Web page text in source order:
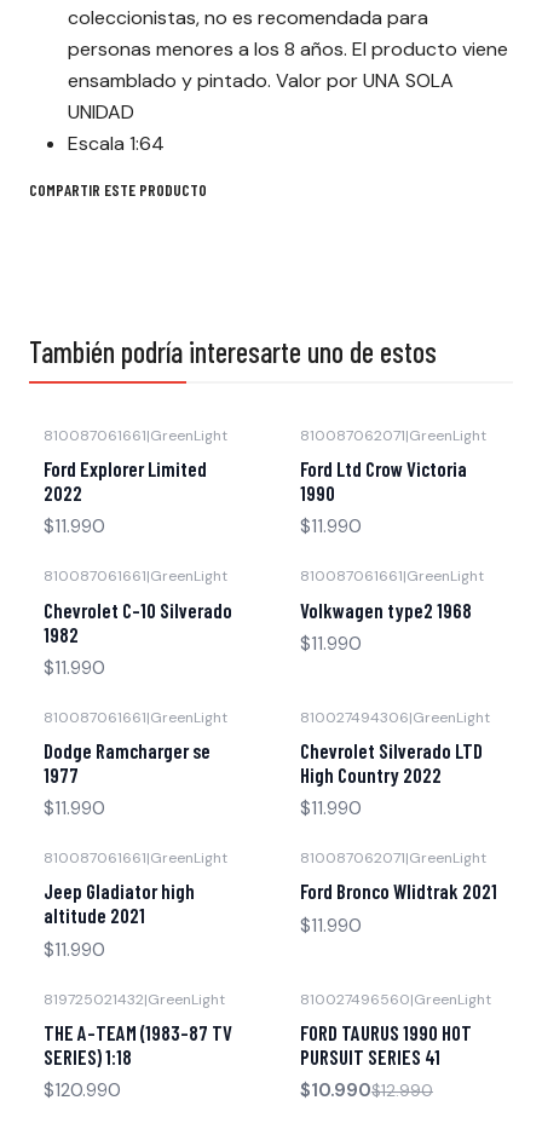
coleccionistas, no es recomendada para
personas menores a los 8 años. El producto viene
ensamblado y pintado. Valor por UNA SOLA
UNIDAD
Escala 1:64
COMPARTIR ESTE PRODUCTO
También podría interesarte uno de estos
810087061661|GreenLight
Ford Explorer Limited
2022
$11.990
810087062071|GreenLight
Ford Ltd Crow Victoria
1990
$11.990
810087061661|GreenLight
Chevrolet C-10 Silverado
1982
$11.990
810087061661|GreenLight
Volkwagen type2 1968
$11.990
810087061661|GreenLight
Dodge Ramcharger se
1977
$11.990
810027494306|GreenLight
Chevrolet Silverado LTD
High Country 2022
$11.990
810087061661|GreenLight
Jeep Gladiator high
altitude 2021
$11.990
810087062071|GreenLight
Ford Bronco Wlidtrak 2021
$11.990
819725021432|GreenLight
THE A-TEAM (1983-87 TV
SERIES) 1:18
$120.990
Agotado
810027496560|GreenLight
FORD TAURUS 1990 HOT
PURSUIT SERIES 41
$10.990$12.990